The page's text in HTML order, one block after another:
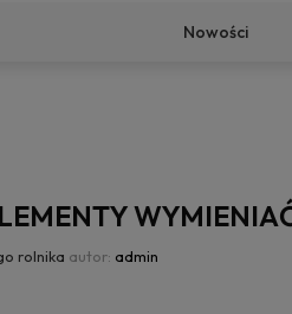
Nowości
rolnika autor: admin